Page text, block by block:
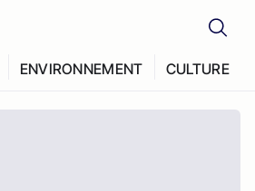
ENVIRONNEMENT CULTURE